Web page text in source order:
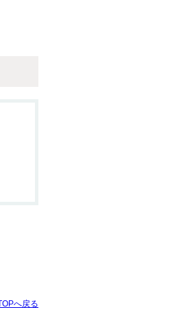
へ戻る